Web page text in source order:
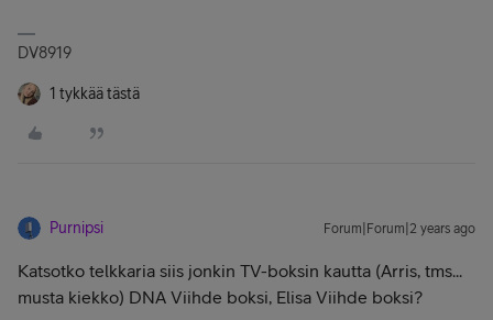
DV8919
1 tykkää tästä
Purnipsi Forum|Forum|2 years ago
Katsotko telkkaria siis jonkin TV-boksin kautta (Arris, tms...
musta kiekko) DNA Viihde boksi, Elisa Viihde boksi?